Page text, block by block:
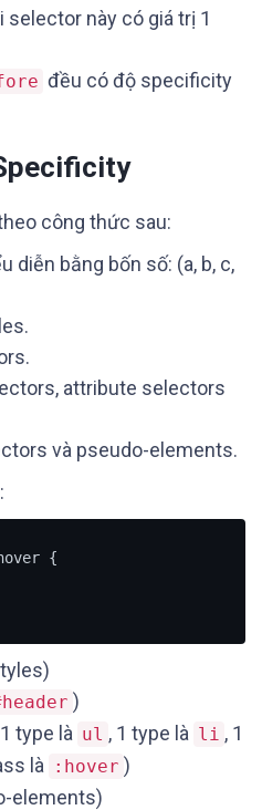
này có giá trị 1
đều có độ specificity
công thức sau:
bằng bốn số: (a, b, c,
attribute selectors
và pseudo-elements.
{
)
type là ul , 1 type là li , 1
là :hover )
elements)